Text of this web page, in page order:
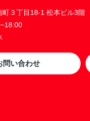
町３丁目18-1 松本ビル3階
問い合わせ